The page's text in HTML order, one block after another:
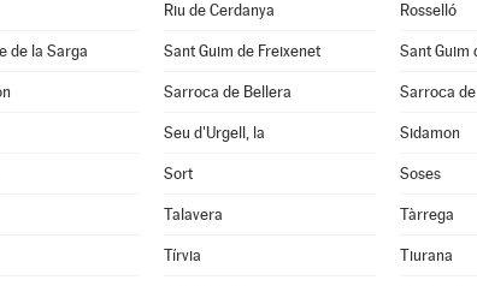
Riu de Cerdanya Rosselló
de la Sarga Sant Guim de Freixenet Sant Guim
Sarroca de Bellera Sarroca
Seu d'Urgell, la Sidamon
Sort Soses
Talavera Tàrrega
Tírvia Tiurana